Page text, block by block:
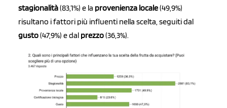
stagionalità(83,1%) e la provenienza locale(49,9%)
risultano i fattori più influenti nella scelta, seguiti dal
gusto(47,9%) e dal prezzo(36,3%).